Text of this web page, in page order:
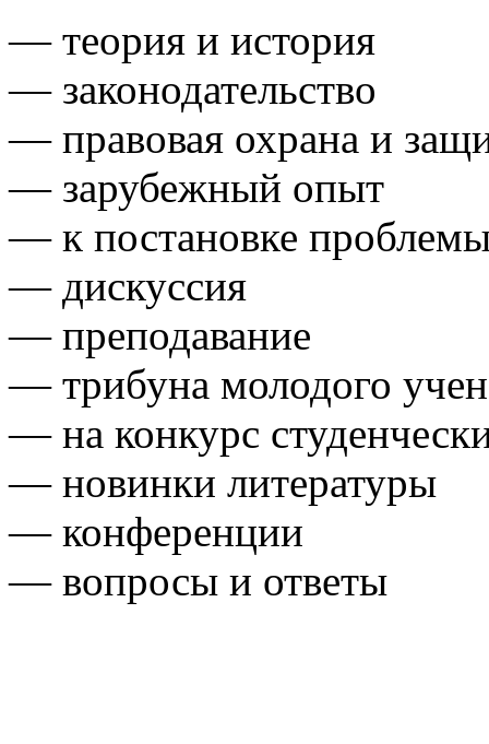
— теория и история
— законодательство
— правовая охрана и
— зарубежный опыт
— к постановке
— дискуссия
— преподавание
— трибуна молодого
— на конкурс
— новинки литературы
— конференции
— вопросы и ответы